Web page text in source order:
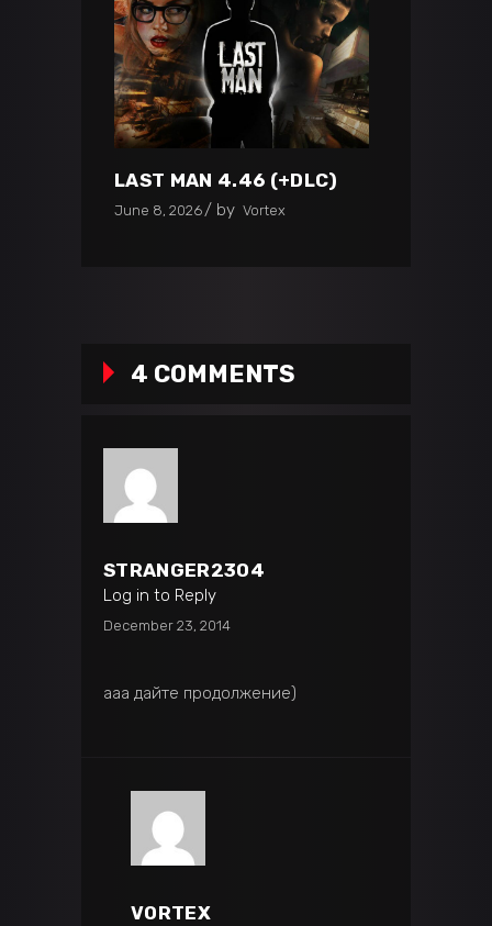
LAST MAN 4.46 (+DLC)
June 8, 2026 by Vortex
4 COMMENTS
STRANGER2304
Log in to Reply
December 23, 2014
ааа дайте продолжение)
VORTEX